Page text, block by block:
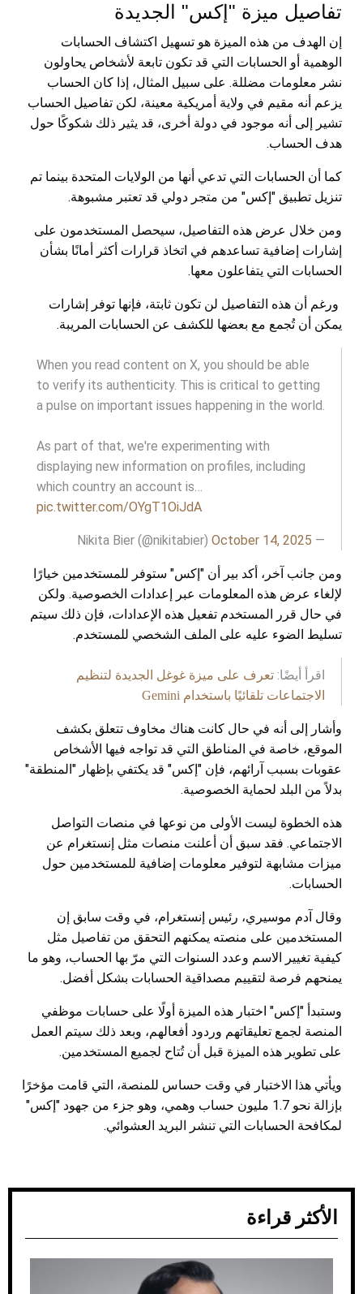
تفاصيل ميزة "إكس" الجديدة
إن الهدف من هذه الميزة هو تسهيل اكتشاف الحسابات
الوهمية أو الحسابات التي قد تكون تابعة لأشخاص يحاولون
نشر معلومات مضللة. على سبيل المثال، إذا كان الحساب
يزعم أنه مقيم في ولاية أمريكية معينة، لكن تفاصيل الحساب
تشير إلى أنه موجود في دولة أخرى، قد يثير ذلك شكوكًا حول
هدف الحساب.
كما أن الحسابات التي تدعي أنها من الولايات المتحدة بينما تم
تنزيل تطبيق "إكس" من متجر دولي قد تعتبر مشبوهة.
ومن خلال عرض هذه التفاصيل، سيحصل المستخدمون على
إشارات إضافية تساعدهم في اتخاذ قرارات أكثر أمانًا بشأن
الحسابات التي يتفاعلون معها.
ورغم أن هذه التفاصيل لن تكون ثابتة، فإنها توفر إشارات
يمكن أن تُجمع مع بعضها للكشف عن الحسابات المريبة.
When you read content on X, you should be able
to verify its authenticity. This is critical to getting
a pulse on important issues happening in the world.
As part of that, we're experimenting with
displaying new information on profiles, including
which country an account is…
pic.twitter.com/OYgT1OiJdA
— Nikita Bier (@nikitabier)
October 14, 2025
ومن جانب آخر، أكد بير أن "إكس" ستوفر للمستخدمين خيارًا
لإلغاء عرض هذه المعلومات عبر إعدادات الخصوصية. ولكن
في حال قرر المستخدم تفعيل هذه الإعدادات، فإن ذلك سيتم
تسليط الضوء عليه على الملف الشخصي للمستخدم.
اقرأ أيضًا: تعرف على ميزة غوغل الجديدة لتنظيم
الاجتماعات تلقائيًا باستخدام Gemini
وأشار إلى أنه في حال كانت هناك مخاوف تتعلق بكشف
الموقع، خاصة في المناطق التي قد تواجه فيها الأشخاص
عقوبات بسبب آرائهم، فإن "إكس" قد يكتفي بإظهار "المنطقة"
بدلاً من البلد لحماية الخصوصية.
هذه الخطوة ليست الأولى من نوعها في منصات التواصل
الاجتماعي. فقد سبق أن أعلنت منصات مثل إنستغرام عن
ميزات مشابهة لتوفير معلومات إضافية للمستخدمين حول
الحسابات.
وقال آدم موسيري، رئيس إنستغرام، في وقت سابق إن
المستخدمين على منصته يمكنهم التحقق من تفاصيل مثل
كيفية تغيير الاسم وعدد السنوات التي مرّ بها الحساب، وهو ما
يمنحهم فرصة لتقييم مصداقية الحسابات بشكل أفضل.
وستبدأ "إكس" اختبار هذه الميزة أولًا على حسابات موظفي
المنصة لجمع تعليقاتهم وردود أفعالهم، وبعد ذلك سيتم العمل
على تطوير هذه الميزة قبل أن تُتاح لجميع المستخدمين.
ويأتي هذا الاختبار في وقت حساس للمنصة، التي قامت مؤخرًا
بإزالة نحو 1.7 مليون حساب وهمي، وهو جزء من جهود "إكس"
لمكافحة الحسابات التي تنشر البريد العشوائي.
الأكثر قراءة